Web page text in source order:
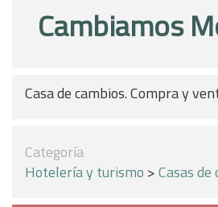
Cambiamos
Casa de cambios. Compra y
Categoría
Hotelería y turismo >Casas de